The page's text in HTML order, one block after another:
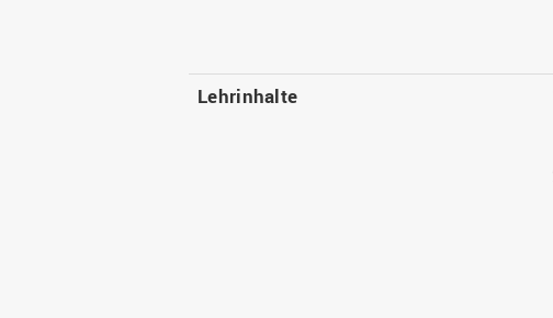
Lehrinhalte